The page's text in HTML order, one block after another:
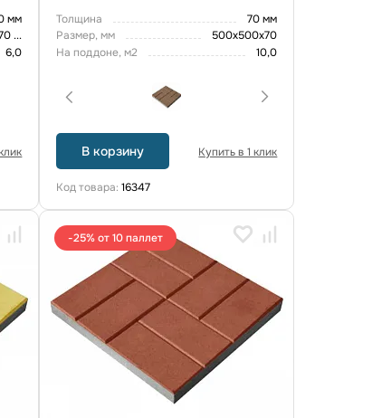
мм
...
6,0
Толщина
70 мм
Размер, мм
500х500х70
На поддоне, м2
10,0
В корзину Купить в 1 клик
Код товара:16347
-25% от 10 паллет